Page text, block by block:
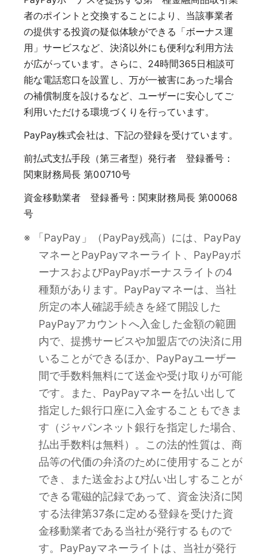
者のポイントと交換することにより、当該事業者
の提供する投資の疑似体験ができる「ボーナス運
用」サービスなど、決済以外にも便利な利用方法
が広がっています。さらに、24時間365日相談可
能な電話窓口を設置し、万が一被害にあった場合
の補償制度を設けるなど、ユーザーに安心してご
利用いただける環境づくりを行っています。
PayPay株式会社は、下記の登録を受けています。
前払式支払手段（第三者型）発行者 登録番号：
関東財務局長 第00710号
資金移動業者 登録番号：関東財務局長 第00068
号
※ 「PayPay」（PayPay残高）には、PayPay
マネーとPayPayマネーライト、PayPayボ
ーナスおよびPayPayボーナスライトの4
種類があります。PayPayマネーは、当社
所定の本人確認手続きを経て開設した
PayPayアカウントへ入金した金額の範囲
内で、提携サービスや加盟店での決済に用
いることができるほか、PayPayユーザー
間で手数料無料にて送金や受け取りが可能
です。また、PayPayマネーを払い出して
指定した銀行口座に入金することもできま
す（ジャパンネット銀行を指定した場合、
払出手数料は無料）。この法的性質は、商
品等の代価の弁済のために使用することが
でき、また送金および払い出しすることが
できる電磁的記録であって、資金決済に関
する法律第37条に定める登録を受けた資
金移動業者である当社が発行するもので
す。PayPayマネーライトは、当社が発行